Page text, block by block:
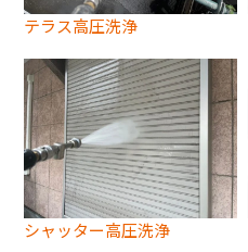
テラス高圧洗浄
シャッター高圧洗浄